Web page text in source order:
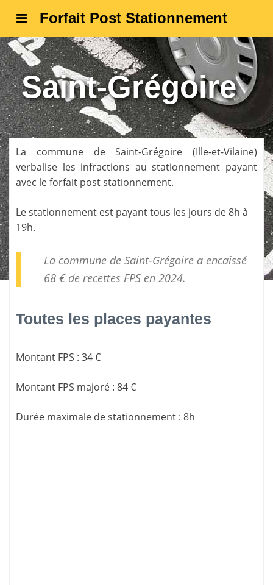
Forfait Post Stationnement
Saint-Grégoire
La commune deSaint-Grégoire (Ille-et-Vilaine)
verbalise les infractions au stationnement payant
avec le forfait post stationnement.
Le stationnement est payant tous les jours de 8h à
19h.
La commune de Saint-Grégoire a encaissé
68 € de recettes FPSen 2024.
Toutes les places payantes
Montant FPS : 34 €
Montant FPS majoré : 84 €
Durée maximale de stationnement : 8h